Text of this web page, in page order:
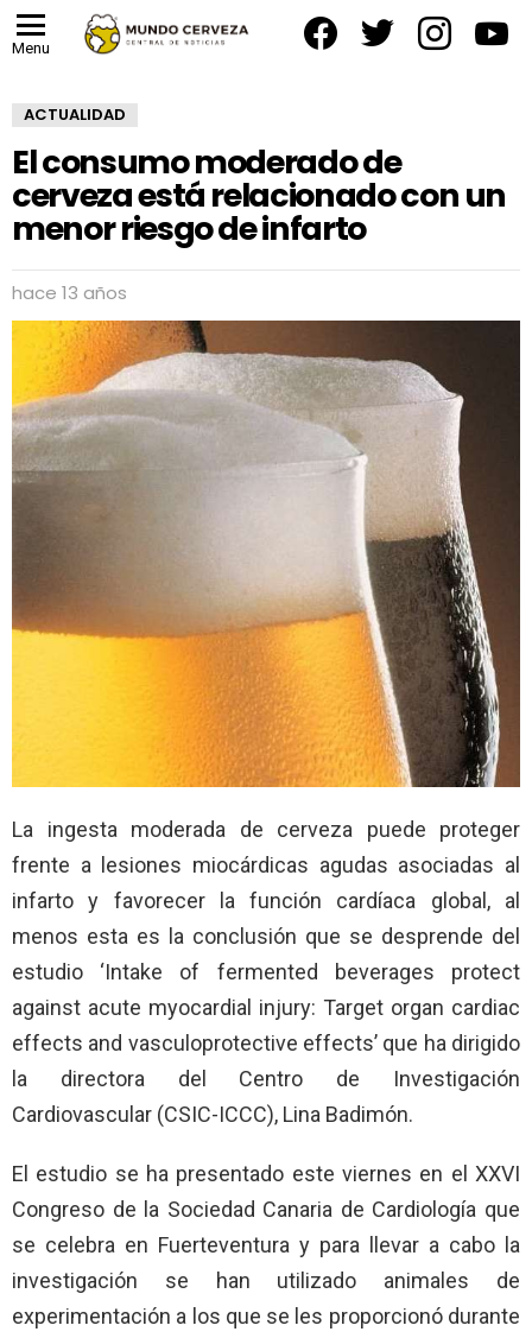
Menu
ACTUALIDAD
El consumo moderado de
cerveza está relacionado con un
menor riesgo de infarto
hace 13 años
La ingesta moderada de cerveza puede proteger
frente a lesiones miocárdicas agudas asociadas al
infarto y favorecer la función cardíaca global, al
menos esta es la conclusión que se desprende del
estudio ‘Intake of fermented beverages protect
against acute myocardial injury: Target organ cardiac
effects and vasculoprotective effects’ que ha dirigido
la directora del Centro de Investigación
Cardiovascular (CSIC-ICCC), Lina Badimón.
El estudio se ha presentado este viernes en el XXVI
Congreso de la Sociedad Canaria de Cardiología que
se celebra en Fuerteventura y para llevar a cabo la
investigación se han utilizado animales de
experimentación a los que se les proporcionó durante